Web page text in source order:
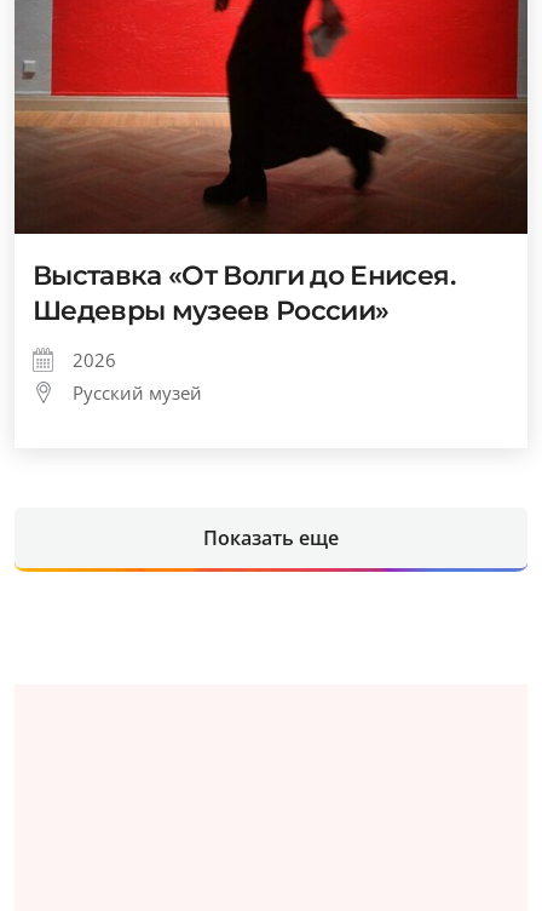
Выставка «От Волги до Енисея.
Шедевры музеев России»
2026
Русский музей
Показать еще